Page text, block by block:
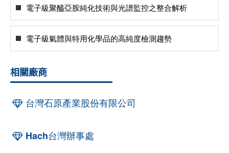
電子級聚醯亞胺純化技術與光譜監控之整合解析
電子級氣體與特用化學品的高純度檢測趨勢
相關廠商
台灣石原產業股份有限公司
Hach台灣辦事處